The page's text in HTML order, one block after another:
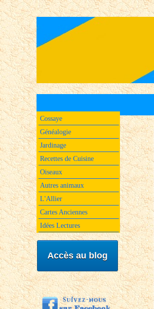
Cossaye
Généalogie
Jardinage
Recettes de Cuisine
Oiseaux
Autres animaux
L'Allier
Cartes Anciennes
Idées Lectures
Accès au blog